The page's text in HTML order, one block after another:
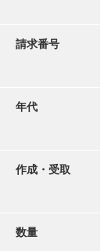
請求番号
年代
作成・受取
数量